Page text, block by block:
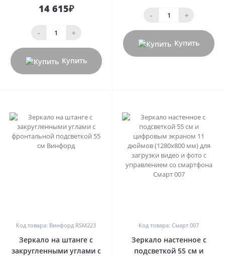
14 615₽
- +
Купить
- +
Купить
Код товара: Винфорд RSM223
Зеркало на штанге с
закругленными углами с
Код товара: Смарт 007
Зеркало настенное с
подсветкой 55 см и